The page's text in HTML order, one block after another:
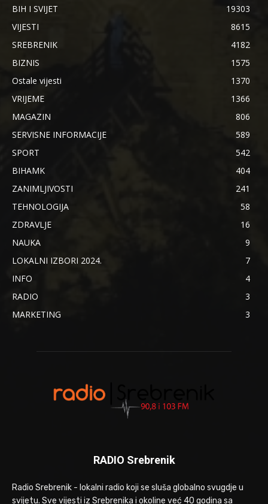
BIH I SVIJET
19303
VIJESTI
8615
SREBRENIK
4182
BIZNIS
1575
Ostale vijesti
1370
VRIJEME
1366
MAGAZIN
806
SERVISNE INFORMACIJE
589
SPORT
542
BIHAMK
404
ZANIMLJIVOSTI
241
TEHNOLOGIJA
58
ZDRAVLJE
16
NAUKA
9
LOKALNI IZBORI 2024.
7
INFO
4
RADIO
3
MARKETING
3
RADIO Srebrenik
Radio Srebrenik - lokalni radio koji se sluša globalno svugdje u
svijetu. Sve vijesti iz Srebrenika i okoline već 40 godina sa